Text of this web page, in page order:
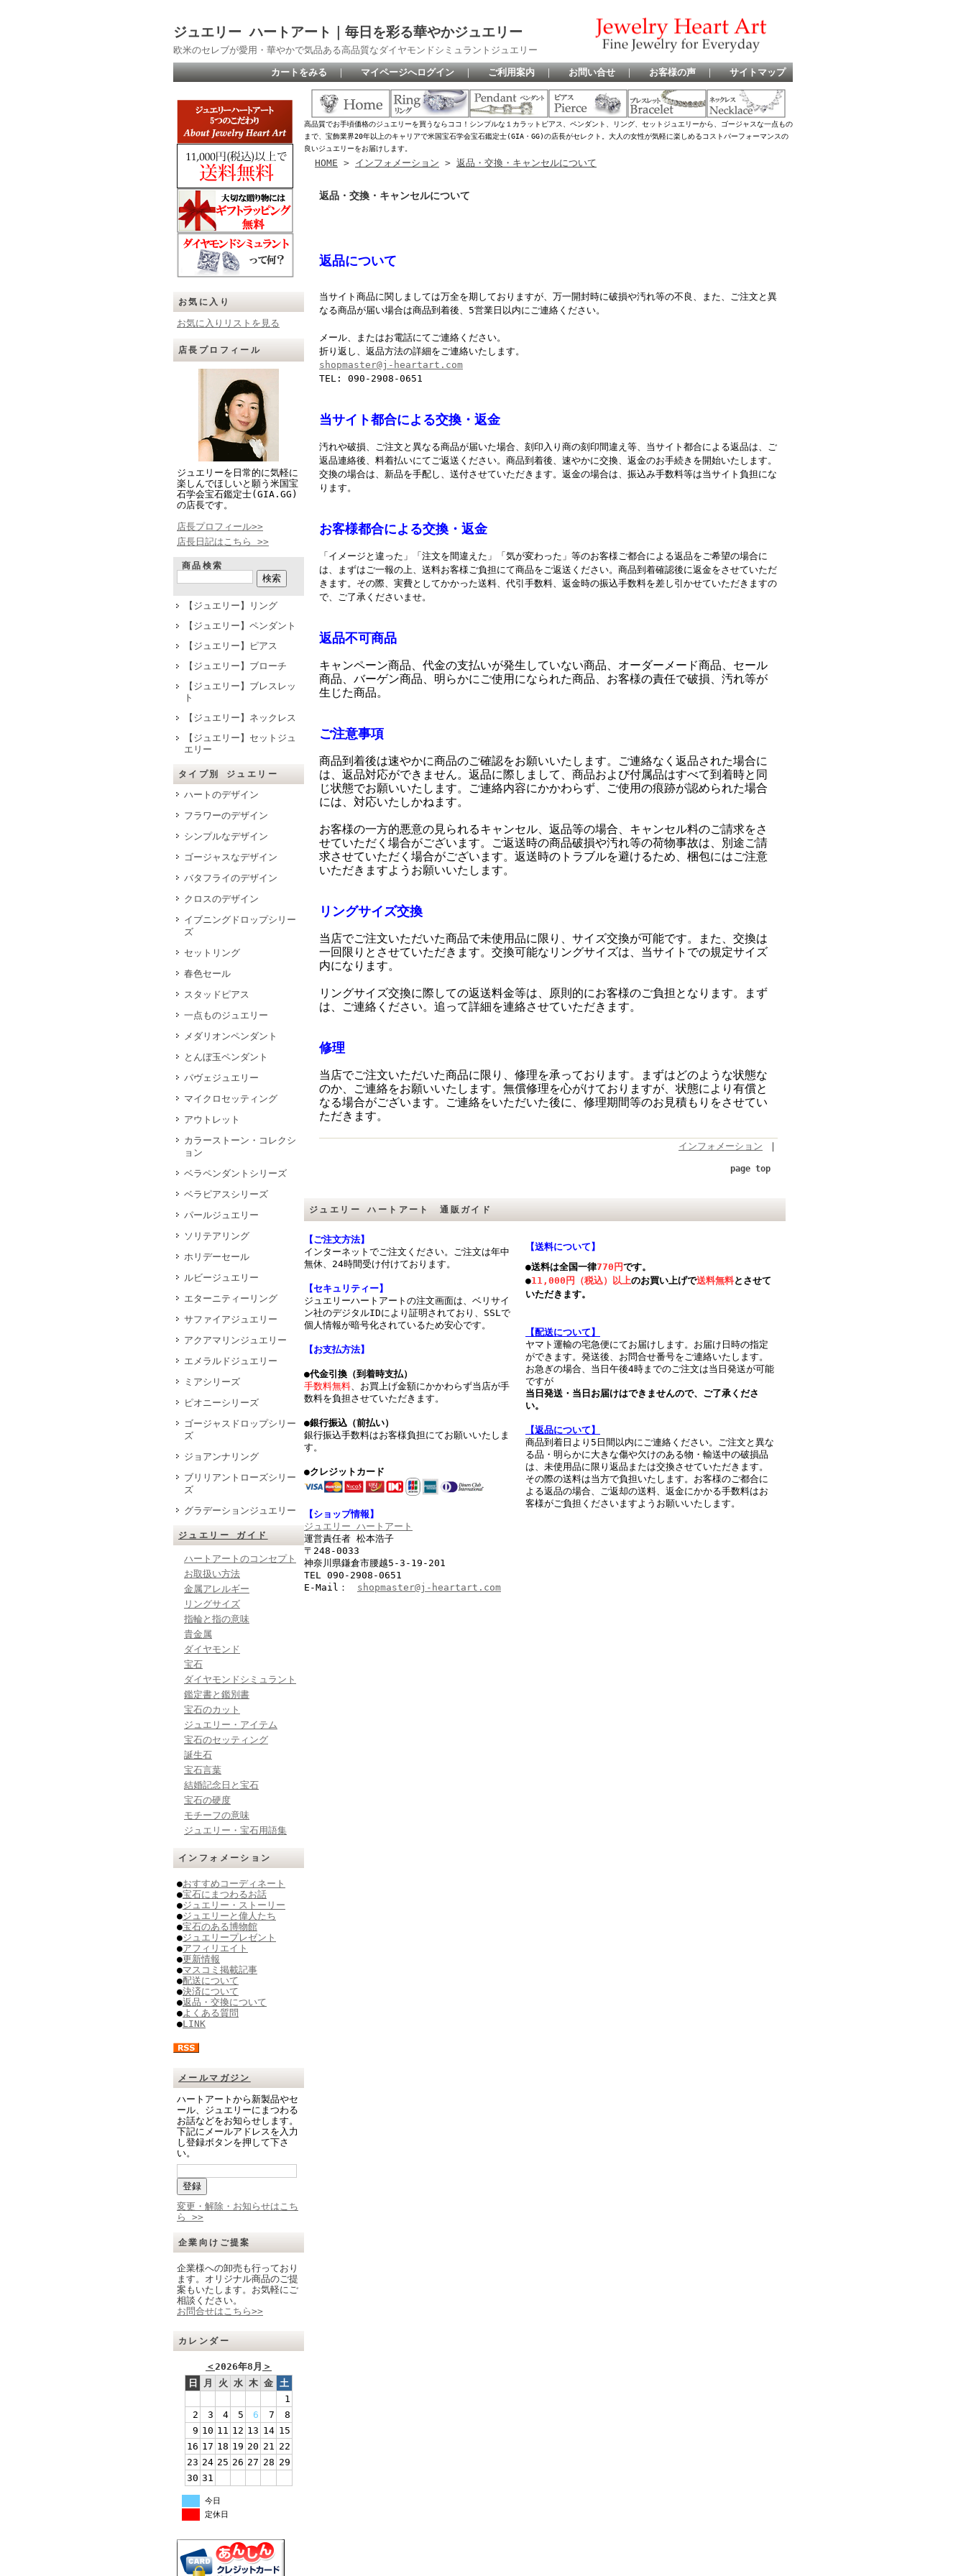
ジュエリー ハートアート｜毎日を彩る華やかジュエリー
欧米のセレブが愛用・華やかで気品ある高品質なダイヤモンドシミュラントジュエリー
カートをみる ｜ マイページへログイン ｜ ご利用案内 ｜ お問い合せ ｜ お客様の声 ｜ サイトマップ
お気に入り
お気に入りリストを見る
店長プロフィール
ジュエリーを日常的に気軽に
楽しんでほしいと願う米国宝
石学会宝石鑑定士(GIA.GG)
の店長です。
店長プロフィール>>
店長日記はこちら >>
商品検索
【ジュエリー】リング
【ジュエリー】ペンダント
【ジュエリー】ピアス
【ジュエリー】ブローチ
【ジュエリー】ブレスレッ
ト
【ジュエリー】ネックレス
【ジュエリー】セットジュ
エリー
タイプ別 ジュエリー
ハートのデザイン
フラワーのデザイン
シンプルなデザイン
ゴージャスなデザイン
バタフライのデザイン
クロスのデザイン
イブニングドロップシリー
ズ
セットリング
春色セール
スタッドピアス
一点ものジュエリー
メダリオンペンダント
とんぼ玉ペンダント
パヴェジュエリー
マイクロセッティング
アウトレット
カラーストーン・コレクシ
ョン
ベラペンダントシリーズ
ベラピアスシリーズ
パールジュエリー
ソリテアリング
ホリデーセール
ルビージュエリー
エターニティーリング
サファイアジュエリー
アクアマリンジュエリー
エメラルドジュエリー
ミアシリーズ
ピオニーシリーズ
ゴージャスドロップシリー
ズ
ジョアンナリング
ブリリアントローズシリー
ズ
グラデーションジュエリー
ジュエリー ガイド
ハートアートのコンセプト
お取扱い方法
金属アレルギー
リングサイズ
指輪と指の意味
貴金属
ダイヤモンド
宝石
ダイヤモンドシミュラント
鑑定書と鑑別書
宝石のカット
ジュエリー・アイテム
宝石のセッティング
誕生石
宝石言葉
結婚記念日と宝石
宝石の硬度
モチーフの意味
ジュエリー・宝石用語集
インフォメーション
●おすすめコーディネート
●宝石にまつわるお話
●ジュエリー・ストーリー
●ジュエリーと偉人たち
●宝石のある博物館
●ジュエリープレゼント
●アフィリエイト
●更新情報
●マスコミ掲載記事
●配送について
●決済について
●返品・交換について
●よくある質問
●LINK
メールマガジン
ハートアートから新製品やセ
ール、ジュエリーにまつわる
お話などをお知らせします。
下記にメールアドレスを入力
し登録ボタンを押して下さ
い。
変更・解除・お知らせはこち
ら >>
企業向けご提案
企業様への卸売も行っており
ます。オリジナル商品のご提
案もいたします。お気軽にご
相談ください。
お問合せはこちら>>
カレンダー
＜2026年8月 ＞
日
月 火 水 木 金 土
1
2
3 4 5 6 7
8
9 10 11 12 13 14 15
16 17 18 19 20 21 22
23 24 25 26 27 28 29
30 31
今日
定休日
高品質でお手頃価格のジュエリーを買うならココ！シンプルな１カラットピアス、ペンダント、リング、セットジュエリーから、ゴージャスな一点もの
まで、宝飾業界20年以上のキャリアで米国宝石学会宝石鑑定士(GIA・GG)の店長がセレクト。大人の女性が気軽に楽しめるコストパーフォーマンスの
良いジュエリーをお届けします。
HOME > インフォメーション > 返品・交換・キャンセルについて
返品・交換・キャンセルについて
返品について
当サイト商品に関しましては万全を期しておりますが、万一開封時に破損や汚れ等の不良、また、ご注文と異
なる商品が届い場合は商品到着後、5営業日以内にご連絡ください。
メール、またはお電話にてご連絡ください。
折り返し、返品方法の詳細をご連絡いたします。
shopmaster@j-heartart.com
TEL: 090-2908-0651
当サイト都合による交換・返金
汚れや破損、ご注文と異なる商品が届いた場合、刻印入り商の刻印間違え等、当サイト都合による返品は、ご
返品連絡後、料着払いにてご返送ください。商品到着後、速やかに交換、返金のお手続きを開始いたします。
交換の場合は、新品を手配し、送付させていただきます。返金の場合は、振込み手数料等は当サイト負担にな
ります。
お客様都合による交換・返金
「イメージと違った」「注文を間違えた」「気が変わった」等のお客様ご都合による返品をご希望の場合に
は、まずはご一報の上、送料お客様ご負担にて商品をご返送ください。商品到着確認後に返金をさせていただ
きます。その際、実費としてかかった送料、代引手数料、返金時の振込手数料を差し引かせていただきますの
で、ご了承くださいませ。
返品不可商品
キャンペーン商品、代金の支払いが発生していない商品、オーダーメード商品、セール
商品、バーゲン商品、明らかにご使用になられた商品、お客様の責任で破損、汚れ等が
生じた商品。
ご注意事項
商品到着後は速やかに商品のご確認をお願いいたします。ご連絡なく返品された場合に
は、返品対応ができません。返品に際しまして、商品および付属品はすべて到着時と同
じ状態でお願いいたします。ご連絡内容にかかわらず、ご使用の痕跡が認められた場合
には、対応いたしかねます。
お客様の一方的悪意の見られるキャンセル、返品等の場合、キャンセル料のご請求をさ
せていただく場合がございます。ご返送時の商品破損や汚れ等の荷物事故は、別途ご請
求させていただく場合がございます。返送時のトラブルを避けるため、梱包にはご注意
いただきますようお願いいたします。
リングサイズ交換
当店でご注文いただいた商品で未使用品に限り、サイズ交換が可能です。また、交換は
一回限りとさせていただきます。交換可能なリングサイズは、当サイトでの規定サイズ
内になります。
リングサイズ交換に際しての返送料金等は、原則的にお客様のご負担となります。まず
は、ご連絡ください。追って詳細を連絡させていただきます。
修理
当店でご注文いただいた商品に限り、修理を承っております。まずはどのような状態な
のか、ご連絡をお願いいたします。無償修理を心がけておりますが、状態により有償と
なる場合がございます。ご連絡をいただいた後に、修理期間等のお見積もりをさせてい
ただきます。
インフォメーション ｜
page top
ジュエリー ハートアート 通販ガイド
【ご注文方法】
インターネットでご注文ください。ご注文は年中
無休、24時間受け付けております。
【セキュリティー】
ジュエリーハートアートの注文画面は、ベリサイ
ン社のデジタルIDにより証明されており、SSLで
個人情報が暗号化されているため安心です。
【お支払方法】
●代金引換（到着時支払）
手数料無料、お買上げ金額にかかわらず当店が手
数料を負担させていただきます。
●銀行振込（前払い）
銀行振込手数料はお客様負担にてお願いいたしま
す。
●クレジットカード
【ショップ情報】
ジュエリー ハートアート
運営責任者 松本浩子
〒248-0033
神奈川県鎌倉市腰越5-3-19-201
TEL 090-2908-0651
E-Mail： shopmaster@j-heartart.com
【送料について】
●送料は全国一律770円です。
●11,000円（税込）以上のお買い上げで送料無料とさせて
いただきます。
【配送について】
ヤマト運輸の宅急便にてお届けします。お届け日時の指定
ができます。発送後、お問合せ番号をご連絡いたします。
お急ぎの場合、当日午後4時までのご注文は当日発送が可能
ですが
当日発送・当日お届けはできませんので、ご了承くださ
い。
【返品について】
商品到着日より5日間以内にご連絡ください。ご注文と異な
る品・明らかに大きな傷や欠けのある物・輸送中の破損品
は、未使用品に限り返品または交換させていただきます。
その際の送料は当方で負担いたします。お客様のご都合に
よる返品の場合、ご返却の送料、返金にかかる手数料はお
客様がご負担くださいますようお願いいたします。